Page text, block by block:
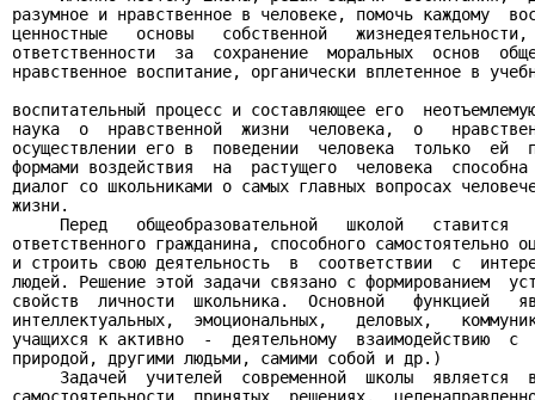
разумное и нравственное в человеке, помочь каждому
ценностные   основы   собственной
ответственности  за  сохранение  моральных  основ
нравственное воспитание, органически вплетенное в
воспитательный процесс и составляющее его
наука  о  нравственной  жизни  человека,  о
осуществлении его в  поведении  человека  только  ей
формами воздействия  на  растущего  человека
диалог со школьниками о самых главных вопросах
жизни.
Перед   общеобразовательной   школой   ставится
ответственного гражданина, способного самостоятельно
и строить свою деятельность  в  соответствии  с
людей. Решение этой задачи связано с формированием
свойств  личности  школьника.  Основной   функцией
интеллектуальных,  эмоциональных,   деловых,
учащихся к активно  -  деятельному  взаимодействию  с
природой, другими людьми, самими собой и др.)
Задачей  учителей  современной  школы  является